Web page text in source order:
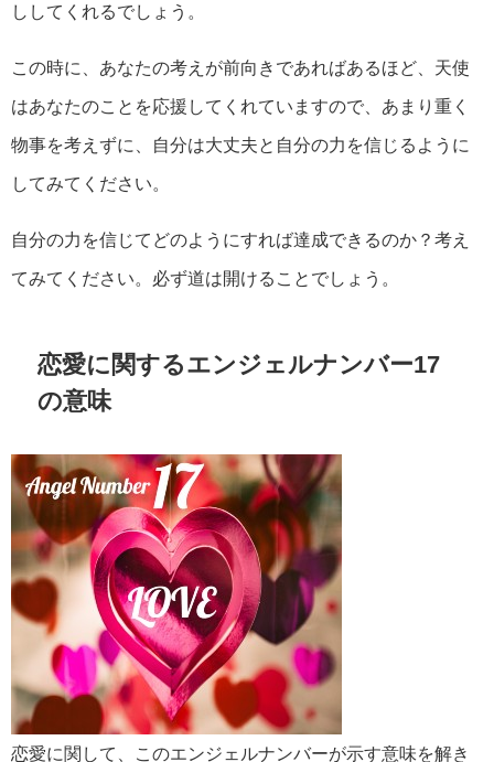
ししてくれるでしょう。
この時に、あなたの考えが前向きであればあるほど、天使
はあなたのことを応援してくれていますので、あまり重く
物事を考えずに、自分は大丈夫と自分の力を信じるように
してみてください。
自分の力を信じてどのようにすれば達成できるのか？考え
てみてください。必ず道は開けることでしょう。
恋愛に関するエンジェルナンバー17
の意味
恋愛に関して、このエンジェルナンバーが示す意味を解き